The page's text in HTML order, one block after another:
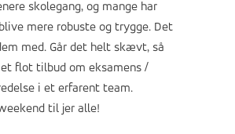
skolegang, og mange har
mere robuste og trygge. Det
med. Går det helt skævt, så
et flot tilbud om eksamens /
i et erfarent team.
til jer alle!